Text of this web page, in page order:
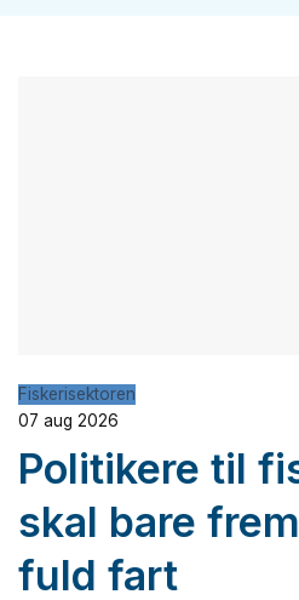
Fiskerisektoren
07 aug 2026
Politikere til
skal bare
fuld fart